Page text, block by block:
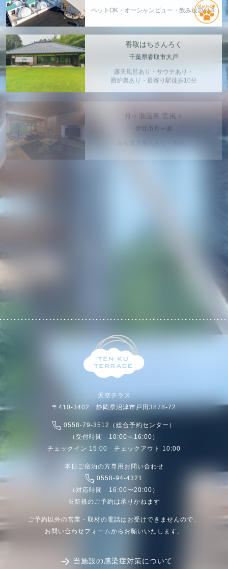
ペットOK・オーシャンビュー・飲み放題付き
香取はちさんろく
千葉県香取市大戸
露天風呂あり・サウナあり・
囲炉裏あり・最寄り駅徒歩10分
月ヶ瀬温泉 雲風々
天空テラス
〒410-3402 静岡県沼津市戸田3878-72
0558-79-3512（総合予約センター）
（受付時間 10:00～16:00）
チェックイン 15:00 チェックアウト 10:00
本日ご宿泊の方専用お問い合わせ
0558-94-4321
（対応時間 16:00〜20:00）
※新規のご予約は承りかねます
ご予約以外の営業・取材の電話はお受けできませんので、
お問い合わせフォームからお願いいたします。
当施設の感染症対策について